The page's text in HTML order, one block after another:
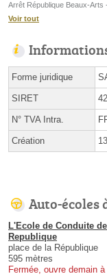
Arrêt République Beaux-Arts
Voir tout
Forme juridique
SIRET
N° TVA Intra.
Création
Auto-écoles
L'Ecole de Conduite
Republique
place de la République
595 mètres
Fermée, ouvre demain à